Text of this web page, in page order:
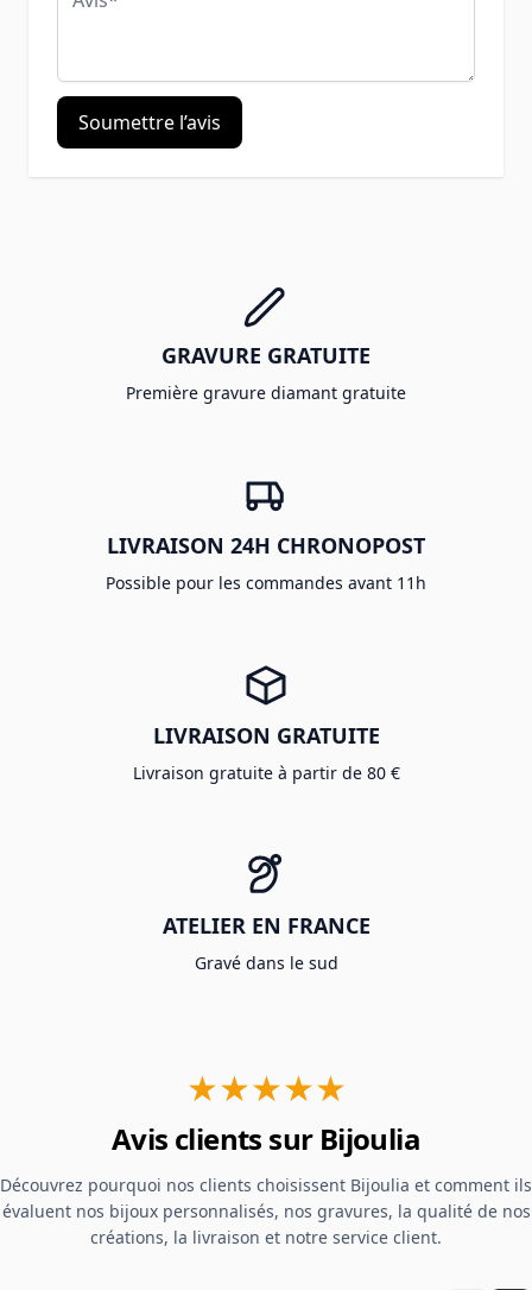
Soumettre l’avis
GRAVURE GRATUITE
Première gravure diamant gratuite
LIVRAISON 24H CHRONOPOST
Possible pour les commandes avant 11h
LIVRAISON GRATUITE
Livraison gratuite à partir de 80 €
ATELIER EN FRANCE
Gravé dans le sud
★★★★★
Avis clients sur Bijoulia
Découvrez pourquoi nos clients choisissent Bijoulia et comment ils
évaluent nos bijoux personnalisés, nos gravures, la qualité de nos
créations, la livraison et notre service client.